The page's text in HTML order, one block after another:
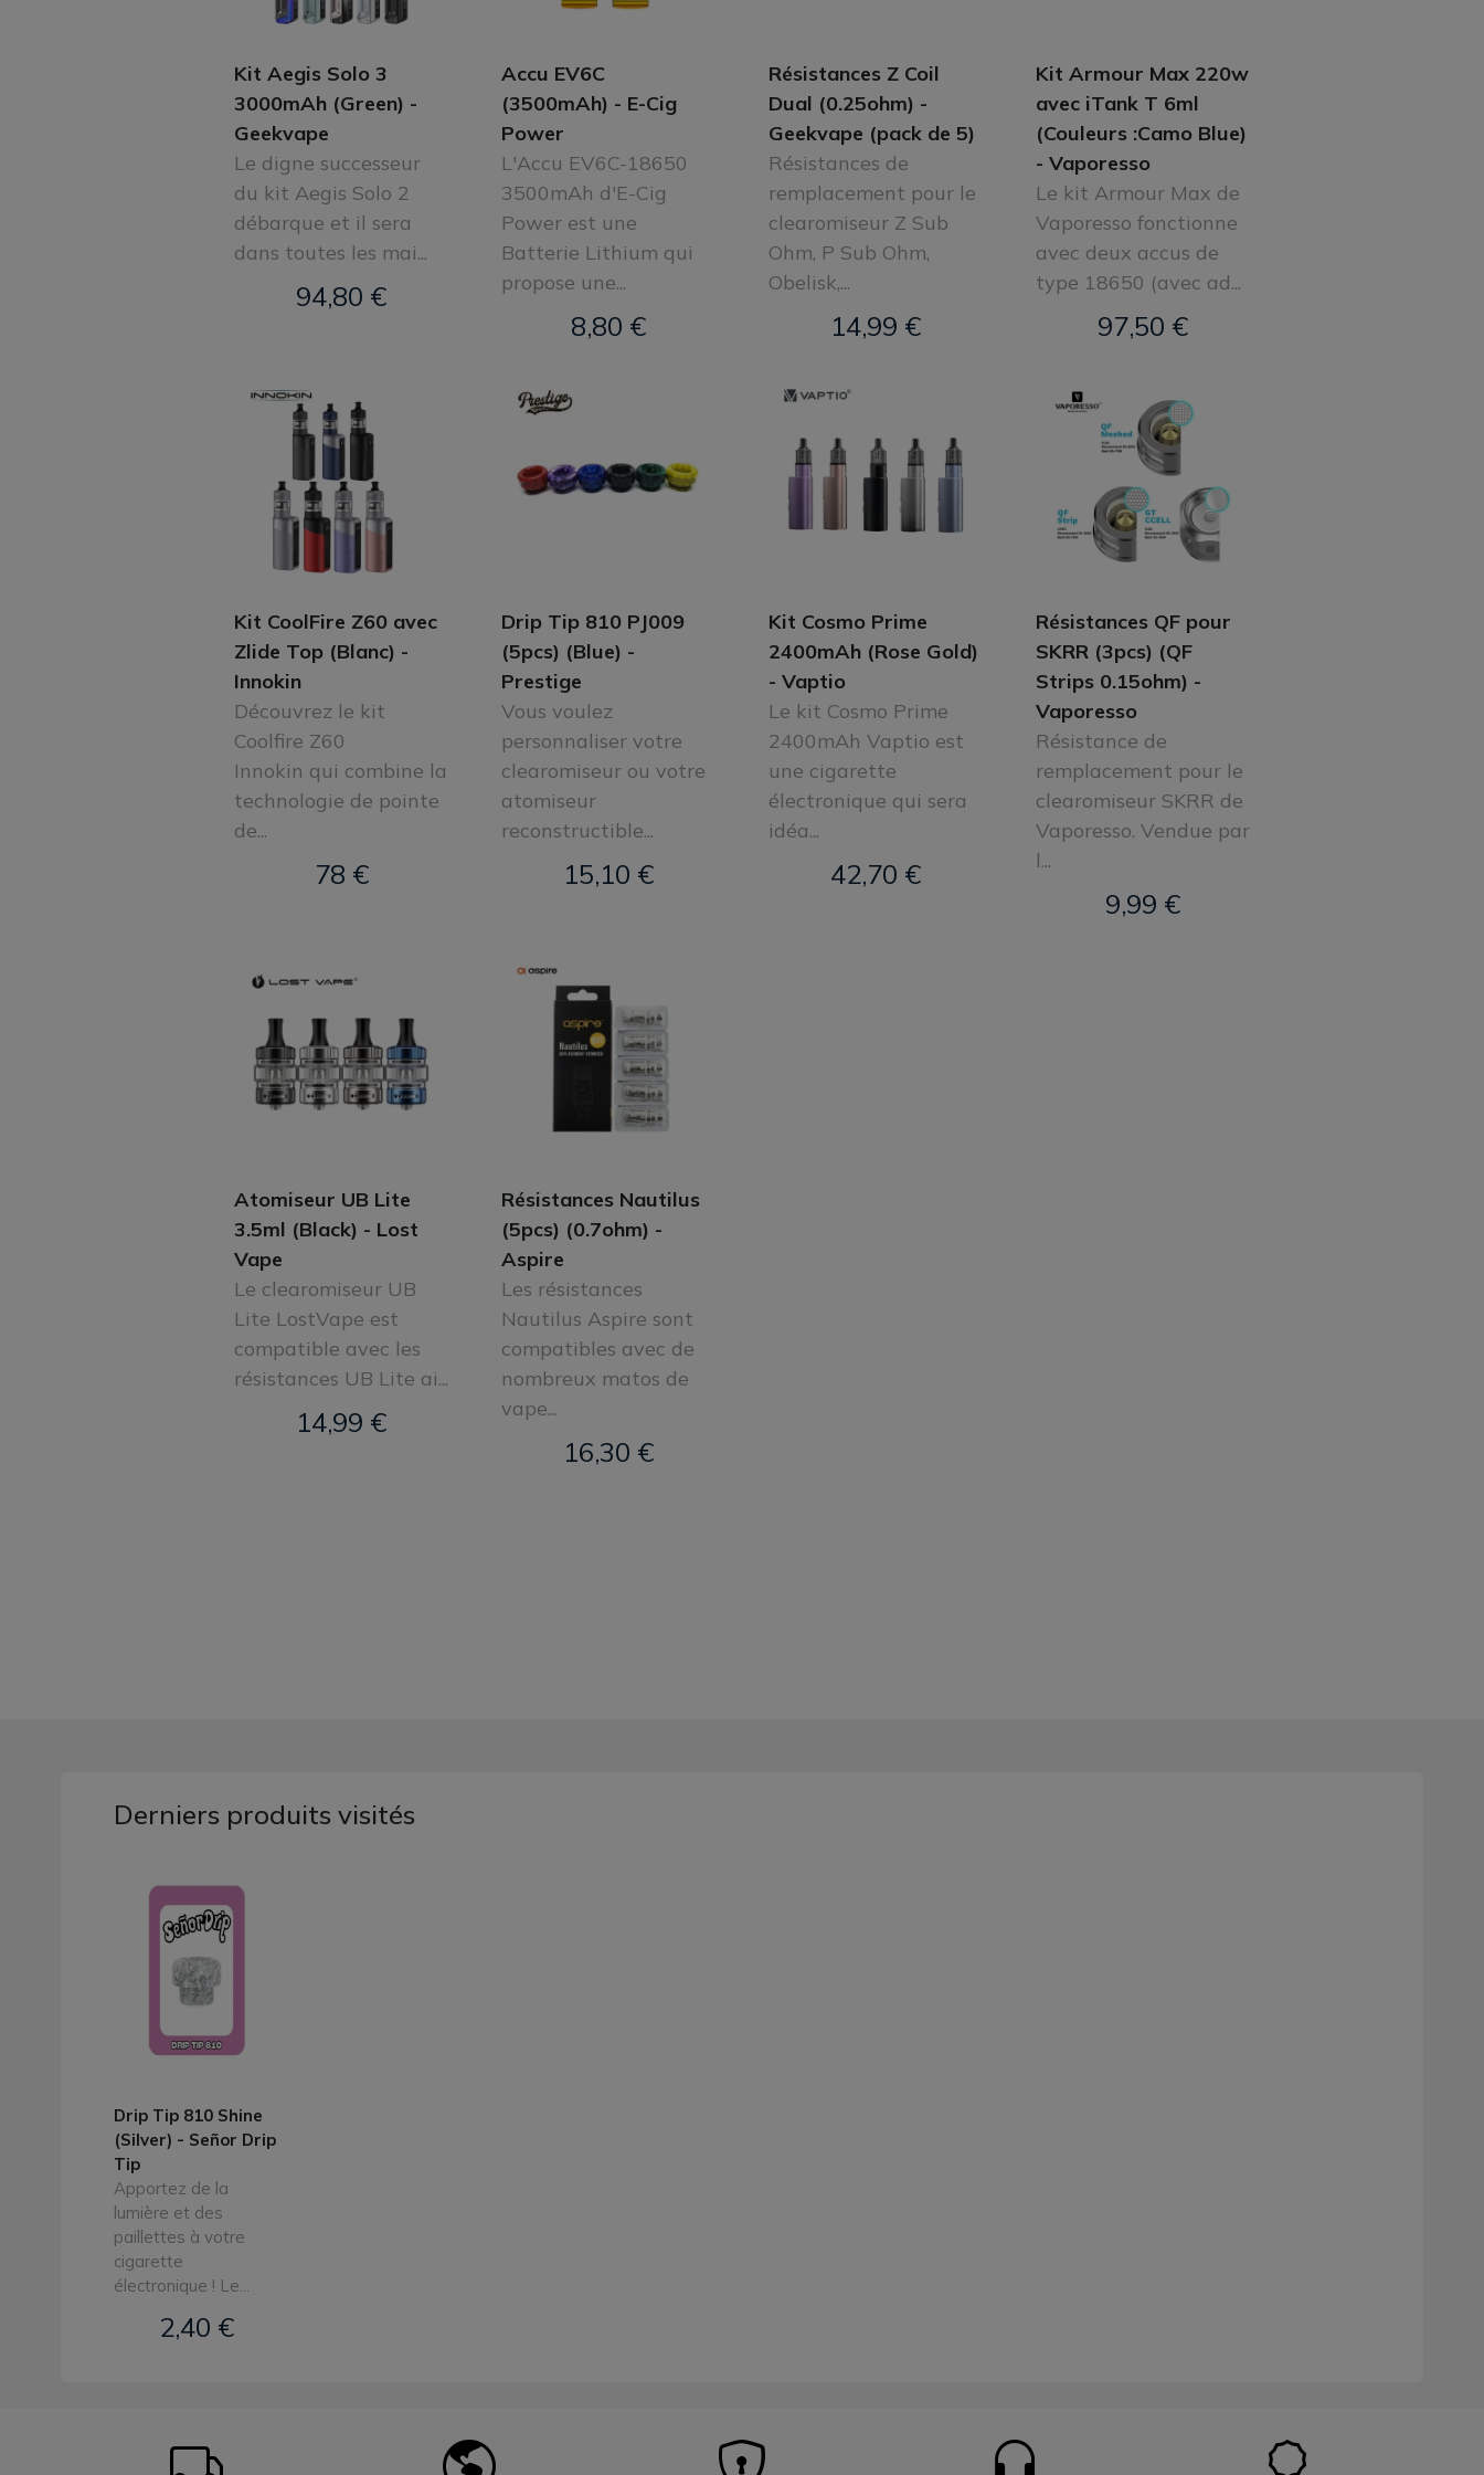
Kit Aegis Solo 3
3000mAh (Green) -
Geekvape
Le digne successeur
du kit Aegis Solo 2
débarque et il sera
dans toutes les mai...
94,80 €
Accu EV6C
(3500mAh) - E-Cig
Power
L'Accu EV6C-18650
3500mAh d'E-Cig
Power est une
Batterie Lithium qui
propose une...
8,80 €
Résistances Z Coil
Dual (0.25ohm) -
Geekvape (pack de 5)
Résistances de
remplacement pour le
clearomiseur Z Sub
Ohm, P Sub Ohm,
Obelisk,...
14,99 €
Kit Armour Max 220w
avec iTank T 6ml
(Couleurs :Camo Blue)
- Vaporesso
Le kit Armour Max de
Vaporesso fonctionne
avec deux accus de
type 18650 (avec ad...
97,50 €
Kit CoolFire Z60 avec
Zlide Top (Blanc) -
Innokin
Découvrez le kit
Coolfire Z60
Innokin qui combine la
technologie de pointe
de...
78 €
Drip Tip 810 PJ009
(5pcs) (Blue) -
Prestige
Vous voulez
personnaliser votre
clearomiseur ou votre
atomiseur
reconstructible...
15,10 €
Kit Cosmo Prime
2400mAh (Rose Gold)
- Vaptio
Le kit Cosmo Prime
2400mAh Vaptio est
une cigarette
électronique qui sera
idéa...
42,70 €
Résistances QF pour
SKRR (3pcs) (QF
Strips 0.15ohm) -
Vaporesso
Résistance de
remplacement pour le
clearomiseur SKRR de
Vaporesso. Vendue par
l...
9,99 €
Atomiseur UB Lite
3.5ml (Black) - Lost
Vape
Le clearomiseur UB
Lite LostVape est
compatible avec les
résistances UB Lite ai...
14,99 €
Résistances Nautilus
(5pcs) (0.7ohm) -
Aspire
Les résistances
Nautilus Aspire sont
compatibles avec de
nombreux matos de
vape...
16,30 €
Derniers produits visités
Drip Tip 810 Shine
(Silver) - Señor Drip
Tip
Apportez de la
lumière et des
paillettes à votre
cigarette
électronique ! Le...
2,40 €